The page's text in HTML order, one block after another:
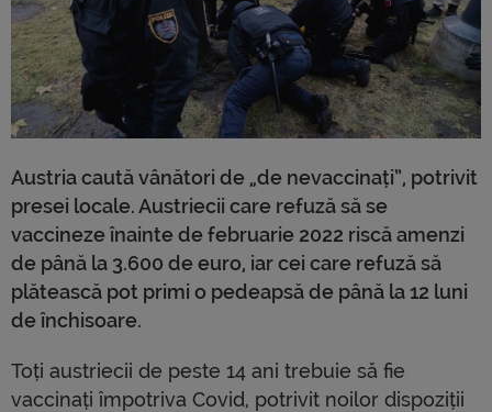
Austria caută vânători de „de nevaccinați”, potrivit
presei locale. Austriecii care refuză să se
vaccineze înainte de februarie 2022 riscă amenzi
de până la 3.600 de euro, iar cei care refuză să
plătească pot primi o pedeapsă de până la 12 luni
de închisoare.
Toți austriecii de peste 14 ani trebuie să fie
vaccinați împotriva Covid, potrivit noilor dispoziții